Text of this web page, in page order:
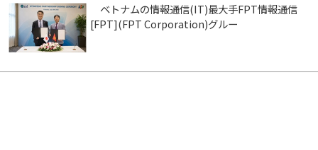
ベトナムの情報通信(IT)最大手FPT情報通信
[FPT](FPT Corporation)グルー